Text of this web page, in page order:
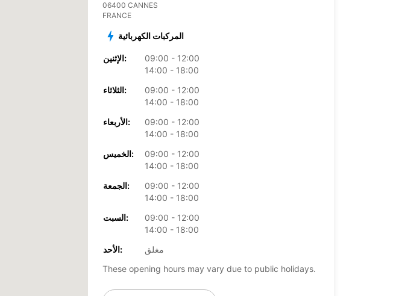
06400 CANNES
FRANCE
المركبات الكهربائية
الإثنين:
09:00 - 12:00
14:00 - 18:00
الثلاثاء:
09:00 - 12:00
14:00 - 18:00
الأربعاء:
09:00 - 12:00
14:00 - 18:00
الخميس:
09:00 - 12:00
14:00 - 18:00
الجمعة:
09:00 - 12:00
14:00 - 18:00
السبت:
09:00 - 12:00
14:00 - 18:00
الأحد:
مغلق
These opening hours may vary due to public holidays.